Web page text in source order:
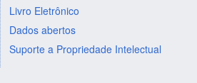
Livro Eletrônico
Dados abertos
Suporte a Propriedade Intelectual